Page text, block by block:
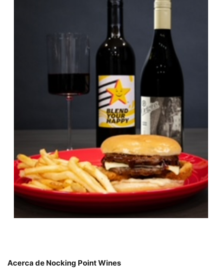
Acerca de Nocking Point Wines